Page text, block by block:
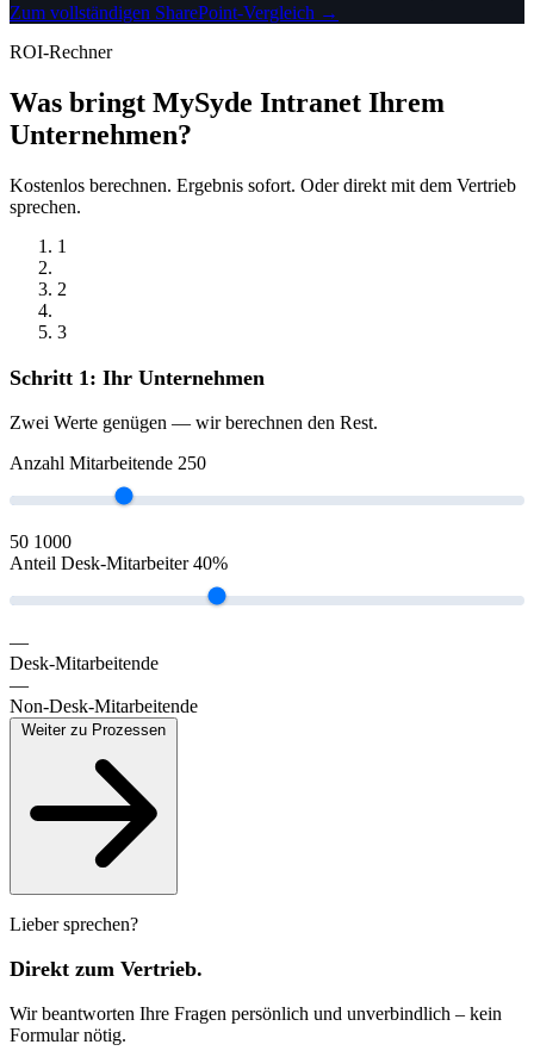
Zum vollständigen SharePoint-Vergleich →
ROI-Rechner
Was bringt MySyde Intranet Ihrem
Unternehmen?
Kostenlos berechnen. Ergebnis sofort. Oder direkt mit dem Vertrieb
sprechen.
1
2
3
Schritt 1: Ihr Unternehmen
Zwei Werte genügen — wir berechnen den Rest.
Anzahl Mitarbeitende 250
50 1000
Anteil Desk-Mitarbeiter40%
—
Desk-Mitarbeitende
—
Non-Desk-Mitarbeitende
Lieber sprechen?
Direkt zum Vertrieb.
Wir beantworten Ihre Fragen persönlich und unverbindlich – kein
Formular nötig.